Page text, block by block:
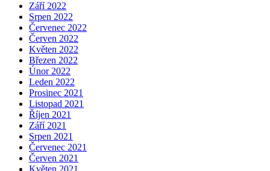
Září 2022
Srpen 2022
Červenec 2022
Červen 2022
Květen 2022
Březen 2022
Únor 2022
Leden 2022
Prosinec 2021
Listopad 2021
Říjen 2021
Září 2021
Srpen 2021
Červenec 2021
Červen 2021